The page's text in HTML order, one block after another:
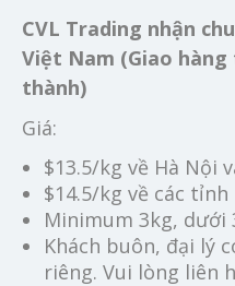
CVL Trading nhận
Việt Nam (Giao
thành)
Giá:
$13.5/kg về Hà Nội
$14.5/kg về các tỉnh
Minimum 3kg, dưới
Khách buôn, đại lý
riêng. Vui lòng liên